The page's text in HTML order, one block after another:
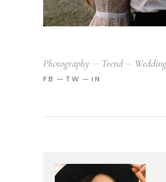
Photography Trend Wedding
FB TW IN